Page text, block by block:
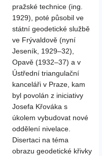
pražské technice (ing.
1929), poté působil ve
státní geodetické službě
ve Frývaldově (nyní
Jeseník, 1929–32),
Opavě (1932–37) a v
Ústřední triangulační
kanceláři v Praze, kam
byl povolán z iniciativy
Josefa Křováka s
úkolem vybudovat nové
oddělení nivelace.
Disertaci na téma
obrazu geodetické křivky